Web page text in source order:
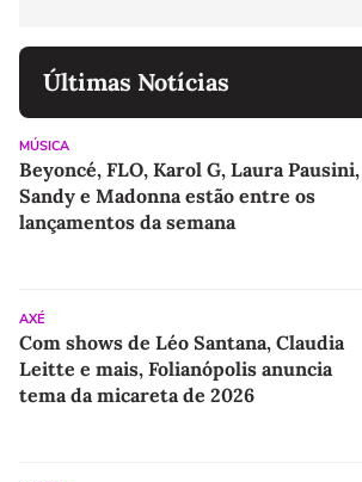
Últimas Notícias
MÚSICA
Beyoncé, FLO, Karol G, Laura Pausini,
Sandy e Madonna estão entre os
lançamentos da semana
AXÉ
Com shows de Léo Santana, Claudia
Leitte e mais, Folianópolis anuncia
tema da micareta de 2026